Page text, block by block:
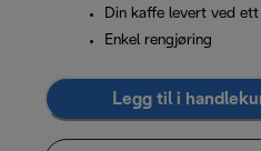
Din kaffe levert ved
Enkel rengjøring
Legg til i